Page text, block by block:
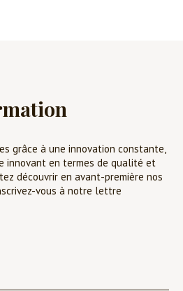
grâce à une innovation constante,
innovant en termes de qualité et
découvrir en avant-première nos
vous à notre lettre